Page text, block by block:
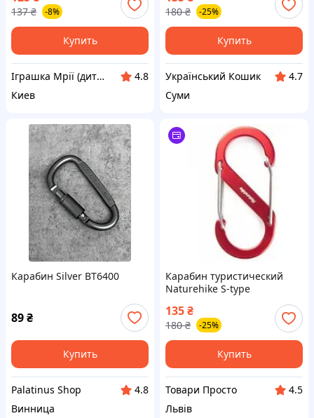
137 ₴ -8%
Купить
Іграшка Мрії (дитячі, авто, туризм)
4.8
Киев
180 ₴ -25%
Купить
Український Кошик
4.7
Суми
Карабин Silver ВТ6400
89₴
Купить
Palatinus Shop
4.8
Винница
Карабин туристический
Naturehike S-type
NH20GS004, 5см, червоний
(6927595747117)
135₴
180 ₴ -25%
Купить
Товари Просто
4.5
Львів